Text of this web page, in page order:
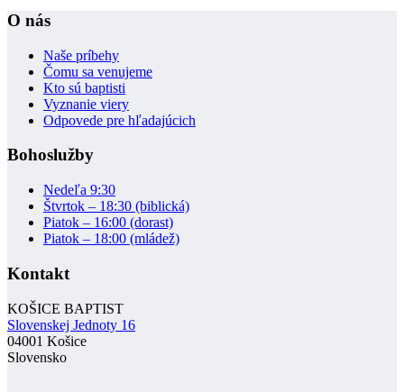
O nás
Naše príbehy
Čomu sa venujeme
Kto sú baptisti
Vyznanie viery
Odpovede pre hľadajúcich
Bohoslužby
Nedeľa 9:30
Štvrtok – 18:30 (biblická)
Piatok – 16:00 (dorast)
Piatok – 18:00 (mládež)
Kontakt
KOŠICE BAPTIST
Slovenskej Jednoty 16
04001 Košice
Slovensko